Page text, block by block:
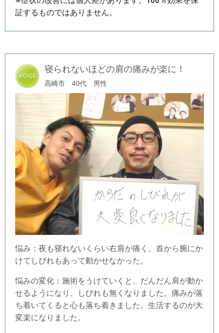
証するものではありません。
寝られないほどの肩の痛みが楽に！
高崎市 40代 男性
悩み：夜も寝れないくらい右肩が痛く、首から腕にか
けてしびれもあって動かせなかった。
悩みの変化：施術をうけていくと、だんだん肩が動か
せるようになり、しびれも無くなりました。痛みが落
ち着いてくると心も落ち着きました。生活するのが大
変楽になりました。